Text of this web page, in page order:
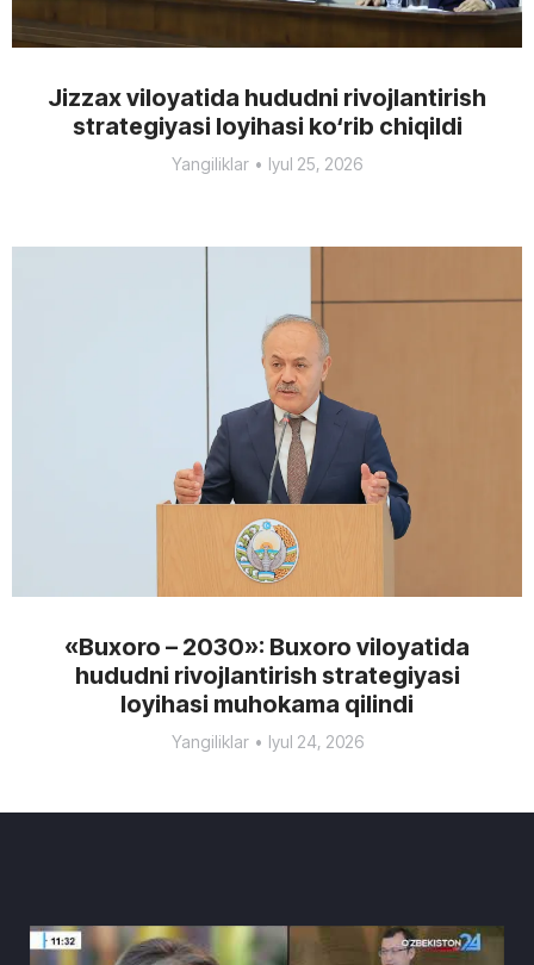
Jizzax viloyatida hududni rivojlantirish
strategiyasi loyihasi ko‘rib chiqildi
Yangiliklar Iyul 25, 2026
«Buxoro – 2030»: Buxoro viloyatida
hududni rivojlantirish strategiyasi
loyihasi muhokama qilindi
Yangiliklar Iyul 24, 2026
2 2